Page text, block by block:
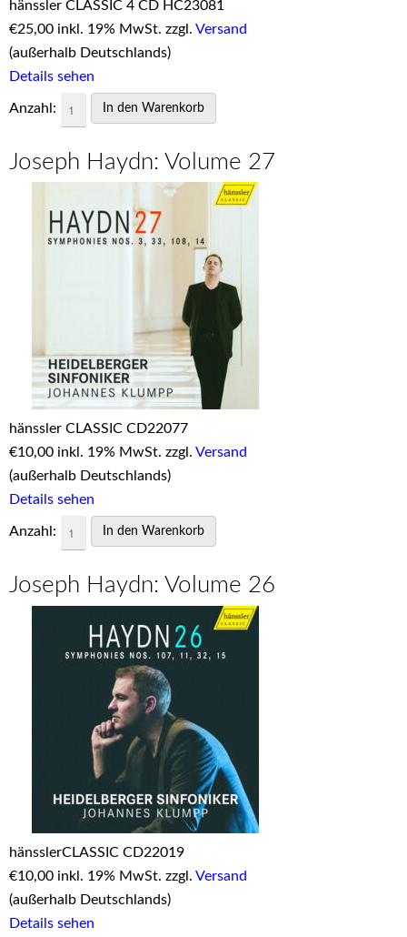
hänssler CLASSIC 4 CD HC23081
€25,00 inkl. 19% MwSt. zzgl. Versand
(außerhalb Deutschlands)
Details sehen
Anzahl:
Joseph Haydn: Volume 27
hänssler CLASSIC CD22077
€10,00 inkl. 19% MwSt. zzgl. Versand
(außerhalb Deutschlands)
Details sehen
Anzahl:
Joseph Haydn: Volume 26
hänsslerCLASSIC CD22019
€10,00 inkl. 19% MwSt. zzgl. Versand
(außerhalb Deutschlands)
Details sehen